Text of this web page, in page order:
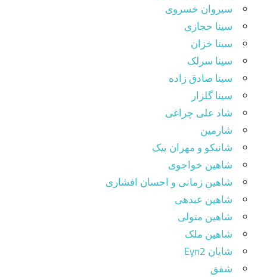
سیروان خسروی
سینا حجازی
سینا خزان
سینا سرلک
سینا صادق زاده
سینا گلزار
شاد علی چراغی
شارمین
شانیکو و مهران پیک
شاهین خواجوی
شاهین زمانی و احسان افشاری
شاهین عبدهی
شاهین متولی
شاهین ملک
شایان Eyn2
شفق